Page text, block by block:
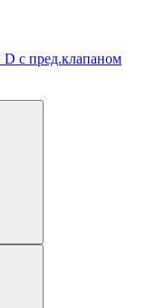
с пред.клапаном